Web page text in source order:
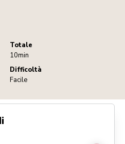
Totale
10min
Difficoltà
Facile